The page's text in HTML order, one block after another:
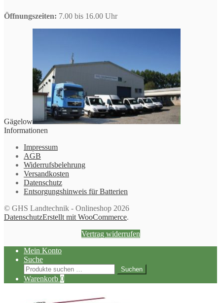
Öffnungszeiten: 7.00 bis 16.00 Uhr
Gägelow
Informationen
Impressum
AGB
Widerrufsbelehrung
Versandkosten
Datenschutz
Entsorgungshinweis für Batterien
© GHS Landtechnik - Onlineshop 2026
DatenschutzErstellt mit WooCommerce.
Vertrag widerrufen
Mein Konto
Suche
Suchen
nach:
Suchen
Warenkorb 0